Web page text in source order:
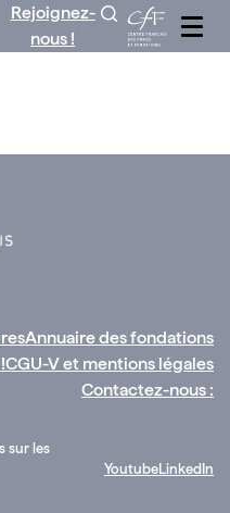
Rejoignez-
nous !
Annuaire des fondations
CGU-V et mentions légales
Contactez-nous :
sur les
YoutubeLinkedIn